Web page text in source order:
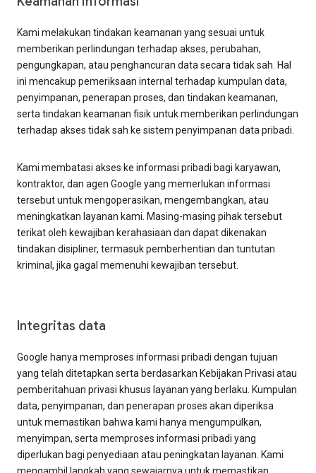
Kami melakukan tindakan keamanan yang sesuai untuk
memberikan perlindungan terhadap akses, perubahan,
pengungkapan, atau penghancuran data secara tidak sah. Hal
ini mencakup pemeriksaan internal terhadap kumpulan data,
penyimpanan, penerapan proses, dan tindakan keamanan,
serta tindakan keamanan fisik untuk memberikan perlindungan
terhadap akses tidak sah ke sistem penyimpanan data pribadi.
Kami membatasi akses ke informasi pribadi bagi karyawan,
kontraktor, dan agen Google yang memerlukan informasi
tersebut untuk mengoperasikan, mengembangkan, atau
meningkatkan layanan kami. Masing-masing pihak tersebut
terikat oleh kewajiban kerahasiaan dan dapat dikenakan
tindakan disipliner, termasuk pemberhentian dan tuntutan
kriminal, jika gagal memenuhi kewajiban tersebut.
Integritas data
Google hanya memproses informasi pribadi dengan tujuan
yang telah ditetapkan serta berdasarkan Kebijakan Privasi atau
pemberitahuan privasi khusus layanan yang berlaku. Kumpulan
data, penyimpanan, dan penerapan proses akan diperiksa
untuk memastikan bahwa kami hanya mengumpulkan,
menyimpan, serta memproses informasi pribadi yang
diperlukan bagi penyediaan atau peningkatan layanan. Kami